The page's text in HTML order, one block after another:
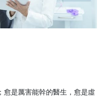
愈是厲害能幹的醫生，愈是虛